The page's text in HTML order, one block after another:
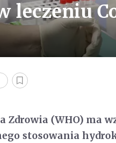
leczeniu
Zdrowia (WHO) ma
stosowania